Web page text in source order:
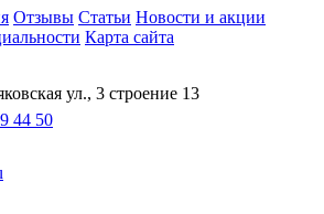
Отзывы Статьи Новости и акции
Карта сайта
ул., 3 строение 13
44 50